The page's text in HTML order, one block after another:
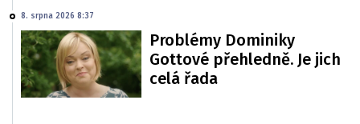
8. srpna 2026 8:37
Problémy Dominiky
Gottové přehledně. Je jich
celá řada